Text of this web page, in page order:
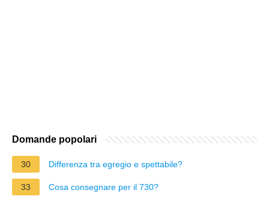
Domande popolari
30 Differenza tra egregio e spettabile?
33 Cosa consegnare per il 730?